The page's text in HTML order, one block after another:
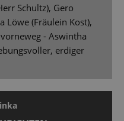
Schultz), Gero
Löwe (Fräulein Kost),
- Aswintha
erdiger